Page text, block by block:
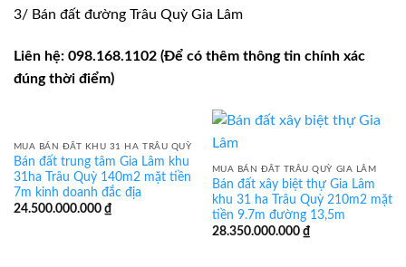
3/ Bán đất đường Trâu Quỳ Gia Lâm
Liên hệ: 098.168.1102 (Để có thêm thông tin chính xác
đúng thời điểm)
MUA BÁN ĐẤT KHU 31 HA TRÂU QUỲ
Bán đất trung tâm Gia Lâm khu
31ha Trâu Quỳ 140m2 mặt tiền
7m kinh doanh đắc địa
24.500.000.000 ₫
MUA BÁN ĐẤT TRÂU QUỲ GIA LÂM
Bán đất xây biệt thự Gia Lâm
khu 31 ha Trâu Quỳ 210m2 mặt
tiền 9.7m đường 13,5m
28.350.000.000 ₫